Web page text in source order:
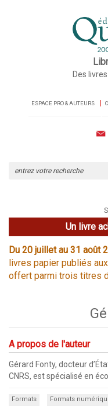
Des
ESPACE PRO & AUTEURS
Un livre
Du 20 juillet au 31 août
livres papier publiés
offert parmi trois titres
A propos de l'auteur
Gérard Fonty, docteur
CNRS, est spécialisé en
Formats Formats